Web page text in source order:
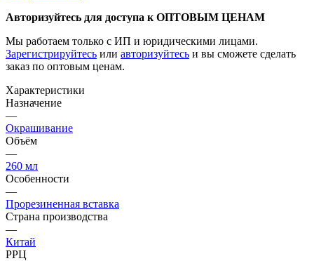
Авторизуйтесь для доступа к ОПТОВЫМ ЦЕНАМ
Мы работаем только с ИП и юридическими лицами.
Зарегистрируйтесь или авторизуйтесь и вы сможете сделать
заказ по оптовым ценам.
Характеристики
Назначение
—
Окрашивание
Объём
—
260 мл
Особенности
—
Прорезиненная вставка
Страна производства
—
Китай
РРЦ